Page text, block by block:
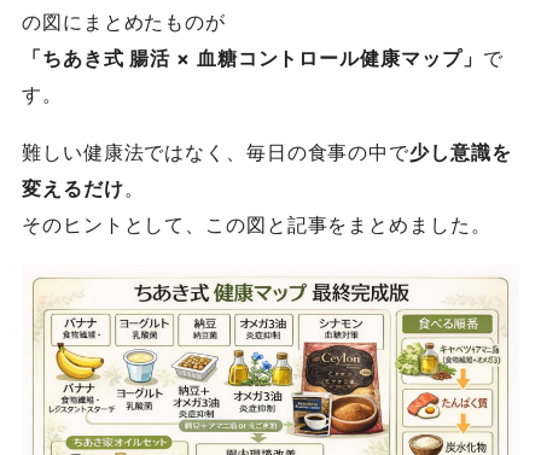
の図にまとめたものが
「ちあき式 腸活 × 血糖コントロール健康マップ」 で
す。
難しい健康法ではなく、毎日の食事の中で少し意識を
変えるだけ。
そのヒントとして、この図と記事をまとめました。